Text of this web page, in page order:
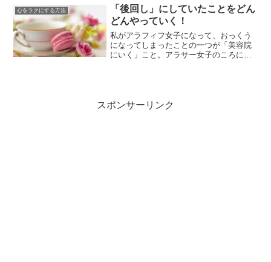
てきました。派遣先では、たくさんの人
たちとのやりとりが...
心をラクにする方法
「後回し」にしていたことをどん
どんやっていく！
私がアラフィフ女子になって、おっくう
になってしまったことの一つが「美容院
にいく」こと。アラサー女子のころには
スポンサーリンク